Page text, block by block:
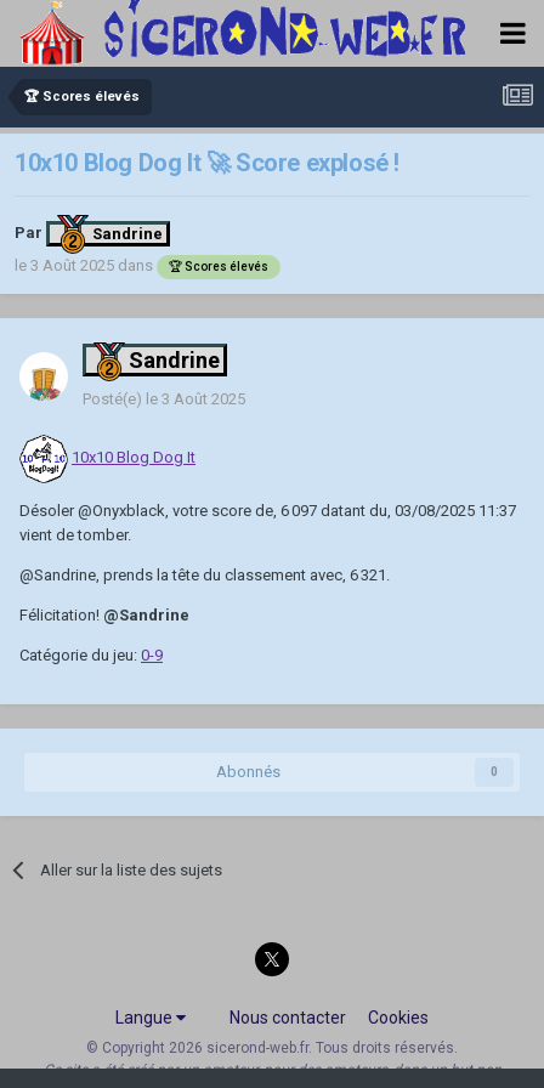
🏆 Scores élevés
10x10 Blog Dog It 🚀 Score explosé !
Par
Sandrine
le 3 Août 2025 dans 🏆 Scores élevés
Sandrine
Posté(e) le 3 Août 2025
10x10 Blog Dog It
Désoler@Onyxblack , votre score de, 6 097 datant du, 03/08/2025 11:37
vient de tomber.
@Sandrine , prends la tête du classement avec, 6 321.
Félicitation! @Sandrine
Catégorie du jeu: 0-9
Abonnés 0
Aller sur la liste des sujets
Langue Nous contacter Cookies
© Copyright 2026 sicerond-web.fr. Tous droits réservés.
Ce site a été créé par un amateur, pour des amateurs, dans un but non